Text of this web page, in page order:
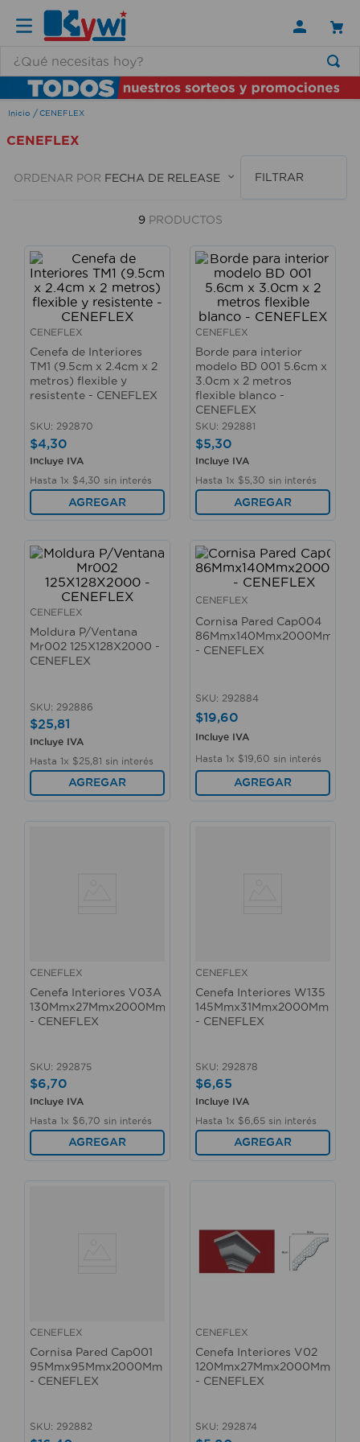
CENEFLEX
CENEFLEX
ORDENAR POR FECHA DE RELEASE FILTRAR
9 PRODUCTOS
CENEFLEX
Cenefa de Interiores
TM1 (9.5cm x 2.4cm x 2
metros) flexible y
resistente - CENEFLEX
SKU: 292870
$4,30
Incluye IVA
Hasta 1x $4 30 sin interés
AGREGAR
CENEFLEX
Borde para interior
modelo BD 001 5.6cm x
3.0cm x 2 metros
flexible blanco -
CENEFLEX
SKU: 292881
$5,30
Incluye IVA
Hasta 1x $5 30 sin interés
AGREGAR
CENEFLEX
Moldura P/Ventana
Mr002 125X128X2000 -
CENEFLEX
SKU: 292886
$25,81
Incluye IVA
Hasta 1x $25 81 sin interés
AGREGAR
CENEFLEX
Cornisa Pared Cap004
86Mmx140Mmx2000Mm
- CENEFLEX
SKU: 292884
$19,60
Incluye IVA
Hasta 1x $19 60 sin interés
AGREGAR
CENEFLEX
Cenefa Interiores V03A
130Mmx27Mmx2000Mm
- CENEFLEX
SKU: 292875
$6,70
Incluye IVA
Hasta 1x $6 70 sin interés
AGREGAR
CENEFLEX
Cenefa Interiores W135
145Mmx31Mmx2000Mm
- CENEFLEX
SKU: 292878
$6,65
Incluye IVA
Hasta 1x $6 65 sin interés
AGREGAR
CENEFLEX
Cornisa Pared Cap001
95Mmx95Mmx2000Mm
- CENEFLEX
SKU: 292882
CENEFLEX
Cenefa Interiores V02
120Mmx27Mmx2000Mm
- CENEFLEX
SKU: 292874
TÉRMINOS MÁS BUSCADOS
1.
lamparas
2.
ducha
3.
silla
escritorio
cerradura
aspiradora
taladro